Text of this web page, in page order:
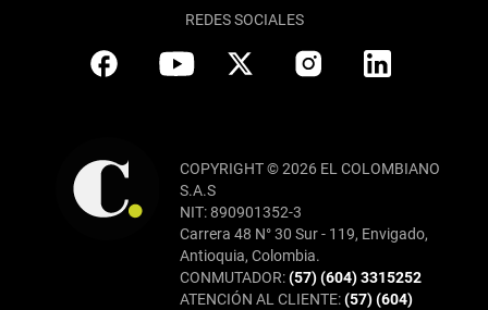
REDES SOCIALES
COPYRIGHT © 2026 EL COLOMBIANO
S.A.S
NIT: 890901352-3
Carrera 48 N° 30 Sur - 119, Envigado,
Antioquia, Colombia.
CONMUTADOR:(57) (604) 3315252
ATENCIÓN AL CLIENTE:(57) (604)